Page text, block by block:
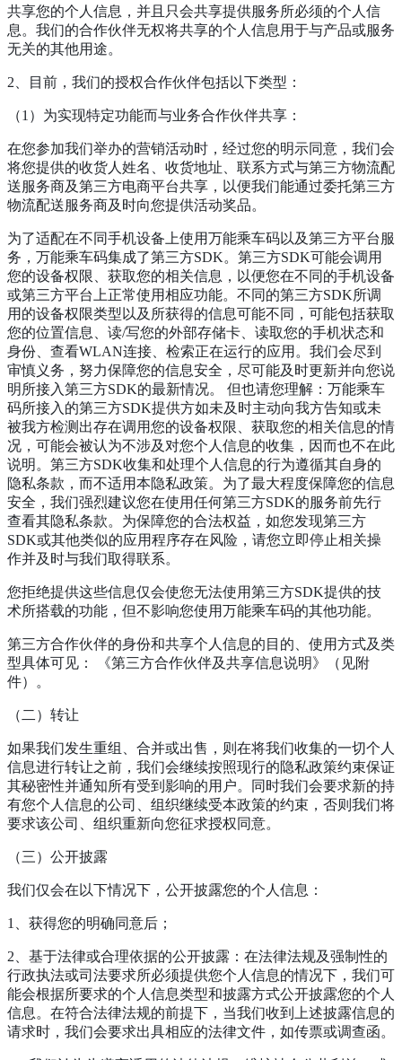
共享您的个人信息，并且只会共享提供服务所必须的个人信
息。我们的合作伙伴无权将共享的个人信息用于与产品或服务
无关的其他用途。
2、目前，我们的授权合作伙伴包括以下类型：
（1）为实现特定功能而与业务合作伙伴共享：
在您参加我们举办的营销活动时，经过您的明示同意，我们会
将您提供的收货人姓名、收货地址、联系方式与第三方物流配
送服务商及第三方电商平台共享，以便我们能通过委托第三方
物流配送服务商及时向您提供活动奖品。
为了适配在不同手机设备上使用万能乘车码以及第三方平台服
务，万能乘车码集成了第三方SDK。第三方SDK可能会调用
您的设备权限、获取您的相关信息，以便您在不同的手机设备
或第三方平台上正常使用相应功能。不同的第三方SDK所调
用的设备权限类型以及所获得的信息可能不同，可能包括获取
您的位置信息、读/写您的外部存储卡、读取您的手机状态和
身份、查看WLAN连接、检索正在运行的应用。我们会尽到
审慎义务，努力保障您的信息安全，尽可能及时更新并向您说
明所接入第三方SDK的最新情况。 但也请您理解：万能乘车
码所接入的第三方SDK提供方如未及时主动向我方告知或未
被我方检测出存在调用您的设备权限、获取您的相关信息的情
况，可能会被认为不涉及对您个人信息的收集，因而也不在此
说明。第三方SDK收集和处理个人信息的行为遵循其自身的
隐私条款，而不适用本隐私政策。为了最大程度保障您的信息
安全，我们强烈建议您在使用任何第三方SDK的服务前先行
查看其隐私条款。为保障您的合法权益，如您发现第三方
SDK或其他类似的应用程序存在风险，请您立即停止相关操
作并及时与我们取得联系。
您拒绝提供这些信息仅会使您无法使用第三方SDK提供的技
术所搭载的功能，但不影响您使用万能乘车码的其他功能。
第三方合作伙伴的身份和共享个人信息的目的、使用方式及类
型具体可见： 《第三方合作伙伴及共享信息说明》（见附
件）。
（二）转让
如果我们发生重组、合并或出售，则在将我们收集的一切个人
信息进行转让之前，我们会继续按照现行的隐私政策约束保证
其秘密性并通知所有受到影响的用户。同时我们会要求新的持
有您个人信息的公司、组织继续受本政策的约束，否则我们将
要求该公司、组织重新向您征求授权同意。
（三）公开披露
我们仅会在以下情况下，公开披露您的个人信息：
1、获得您的明确同意后；
2、基于法律或合理依据的公开披露：在法律法规及强制性的
行政执法或司法要求所必须提供您个人信息的情况下，我们可
能会根据所要求的个人信息类型和披露方式公开披露您的个人
信息。在符合法律法规的前提下，当我们收到上述披露信息的
请求时，我们会要求出具相应的法律文件，如传票或调查函。